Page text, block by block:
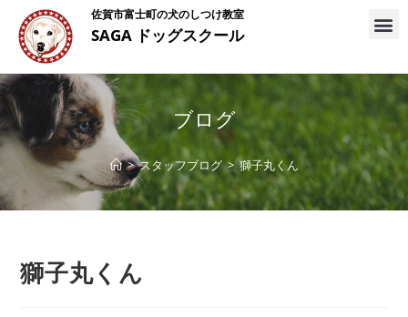
佐賀市富士町の犬のしつけ教室
SAGA ドッグスクール
ブログ
> スタッフブログ > 獅子丸くん
獅子丸くん